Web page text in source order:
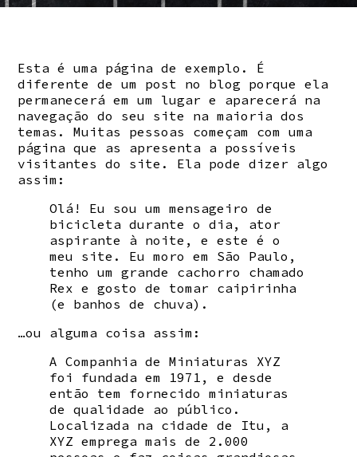
Esta é uma página de exemplo. É
diferente de um post no blog porque ela
permanecerá em um lugar e aparecerá na
navegação do seu site na maioria dos
temas. Muitas pessoas começam com uma
página que as apresenta a possíveis
visitantes do site. Ela pode dizer algo
assim:
Olá! Eu sou um mensageiro de
bicicleta durante o dia, ator
aspirante à noite, e este é o
meu site. Eu moro em São Paulo,
tenho um grande cachorro chamado
Rex e gosto de tomar caipirinha
(e banhos de chuva).
…ou alguma coisa assim:
A Companhia de Miniaturas XYZ
foi fundada em 1971, e desde
então tem fornecido miniaturas
de qualidade ao público.
Localizada na cidade de Itu, a
XYZ emprega mais de 2.000